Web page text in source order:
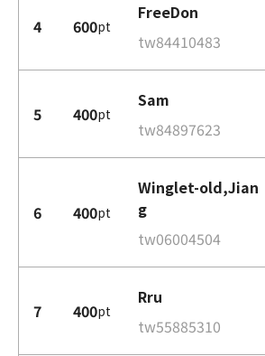
4 600pt
FreeDon
tw84410483
5 400pt
Sam
tw84897623
6 400pt
Winglet-old,Jian
g
tw06004504
7 400pt
Rru
tw55885310